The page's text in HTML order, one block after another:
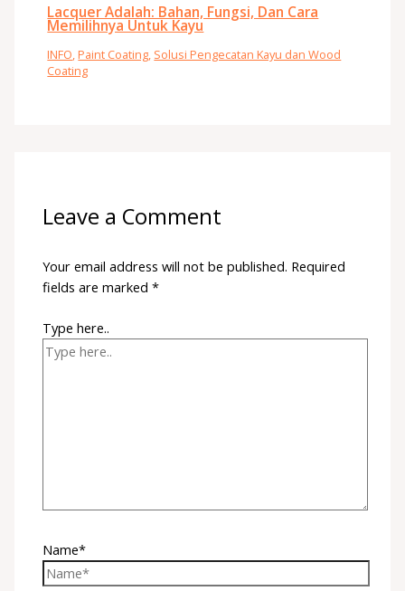
Lacquer Adalah: Bahan, Fungsi, Dan Cara
Memilihnya Untuk Kayu
INFO,Paint Coating, Solusi Pengecatan Kayu dan Wood
Coating
Leave a Comment
Your email address will not be published. Required
fields are marked*
Type here..
Name*